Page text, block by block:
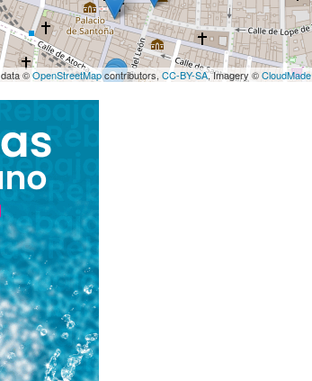
data ©OpenStreetMapcontributors,CC-BY-SA, Imagery ©CloudMade